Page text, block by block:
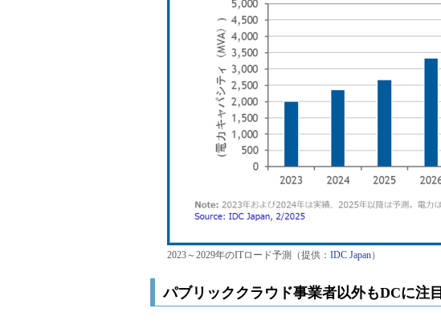
2023～2029年のITロード予測（提供： IDC Japan）
パブリッククラウド事業者以外もDCに注目